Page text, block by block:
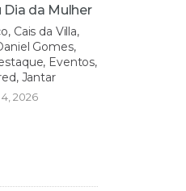
Dia da Mulher
Cais da Villa,
Gomes,
Eventos,
Jantar
2026